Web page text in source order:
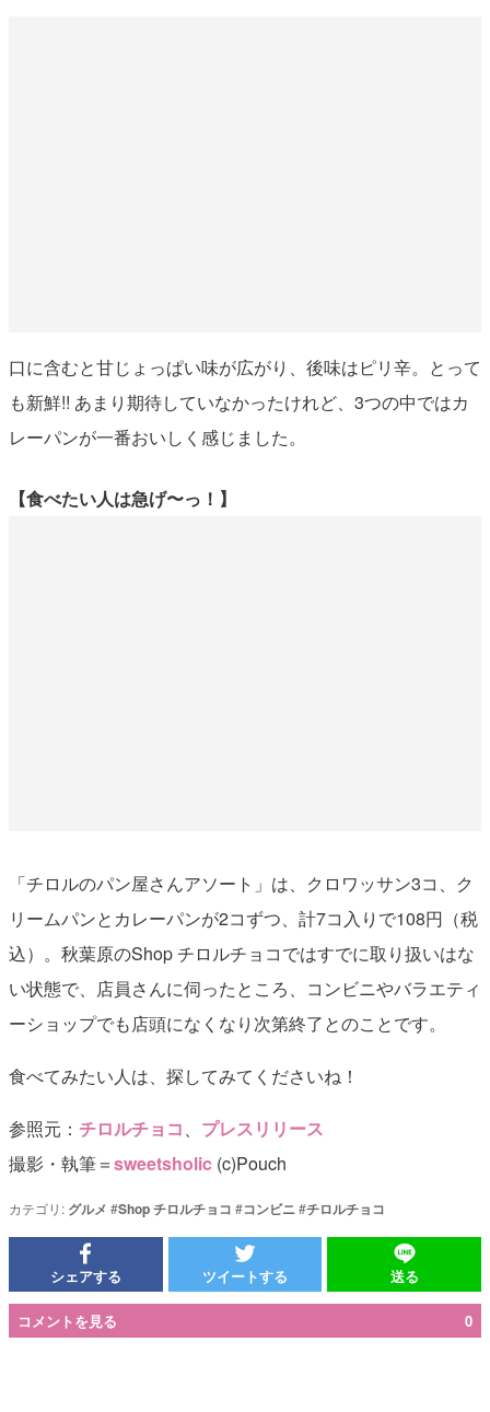
口に含むと甘じょっぱい味が広がり、後味はピリ辛。とって
も新鮮!! あまり期待していなかったけれど、3つの中ではカ
レーパンが一番おいしく感じました。
【食べたい人は急げ〜っ！】
「チロルのパン屋さんアソート」は、クロワッサン3コ、ク
リームパンとカレーパンが2コずつ、計7コ入りで108円（税
込）。秋葉原のShop チロルチョコではすでに取り扱いはな
い状態で、店員さんに伺ったところ、コンビニやバラエティ
ーショップでも店頭になくなり次第終了とのことです。
食べてみたい人は、探してみてくださいね！
参照元： チロルチョコ、 プレスリリース
撮影・執筆＝sweetsholic (c)Pouch
カテゴリ: グルメ #Shop チロルチョコ #コンビニ#チロルチョコ
シェアする ツイートする 送る
コメントを見る 0